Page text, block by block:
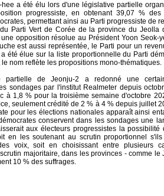
a été élu lors d'une législative partielle
progressiste, en obtenant 39,07 %
permettant ainsi au Parti progressiste de
Parti Vert de Corée de la province du
opposition résolue au Président Yoon Seok-
est aussi représentée, le Parti pour un
été élue sur la liste proportionnelle du Parti
nom reflète les propositions mono-thématiques.
partielle de Jeonju-2 a redonné une
sondages par l'institut Realmeter depuis
à 1,8 % pour la troisième semaine d'octobre
seulement crédité de 2 % à 4 % depuis juillet
pour les élections nationales apparaît ainsi
conservent dans les sondages une
aux électeurs progressistes la
en les soutenant au scrutin proportionnel
voix, soit en choisissant entre plusieurs
majoritaire, dans les provinces - comme
10 % des suffrages.